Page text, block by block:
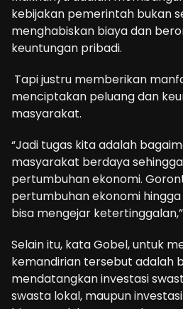
kebijakan pemerintah bukan
menghabiskan biaya dan
keuntungan pribadi.
Tapi justru memberikan
menciptakan peluang dan
masyarakat.
“Jadi tugas kita adalah
masyarakat berdaya
pertumbuhan ekonomi.
pertumbuhan ekonomi
bisa mengejar
Selain itu, kata Gobel, untuk
kemandirian tersebut adalah
mendatangkan investasi
swasta lokal, maupun